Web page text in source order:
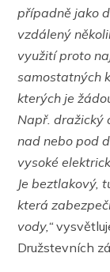
případně jako
vzdálený
využití proto
samostatných
kterých je
Např. dražický
nad nebo pod
vysoké
Je beztlakový,
která
vody,“
Družstevních